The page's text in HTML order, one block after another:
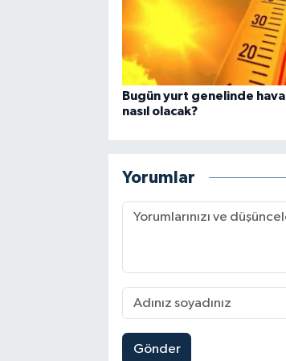
Bugün yurt genelinde hava
nasıl olacak?
Yorumlar
Gönder